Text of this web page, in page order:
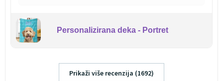
Personalizirana deka - Portret
Prikaži više recenzija (1692)